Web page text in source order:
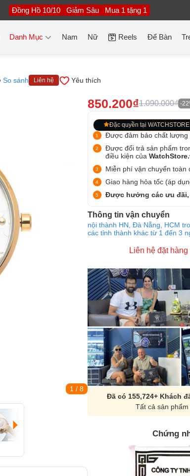
Đồng Hồ 10/10 Giảm Sâu Mua 1 tặng 1
Danh Mục Nam Nữ Reels Để Bàn
So sánh Liên hệ Yêu thích
1 / 8
850.200₫1.090.000₫ -
Đặc quyền tại WATCHSTORE
Được đảm bảo chất lượng
Được đổi trả sản phẩm
điều kiện của
Miễn phí vận chuyển toàn
Giao hàng hỏa tốc (áp
Được hưởng các ưu đãi,
Thông tin vận chuyển
nội thành HN, Đà Nẵng, HCM
các tỉnh thành khác từ 1 đến 3
Liên hệ đặt hàng
Đã có 155,724+ Khách
Tất cả sản
Chứng